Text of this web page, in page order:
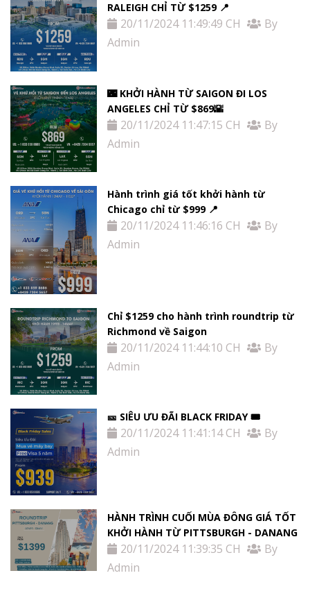
RALEIGH CHỈ TỪ $1259 📍
20/11/2024 11:49:49 CH
By
Admin
🌃 KHỞI HÀNH TỪ SAIGON ĐI LOS
ANGELES CHỈ TỪ $869🌇
20/11/2024 11:47:15 CH
By
Admin
Hành trình giá tốt khởi hành từ
Chicago chỉ từ $999 📍
20/11/2024 11:46:16 CH
By
Admin
Chỉ $1259 cho hành trình roundtrip từ
Richmond về Saigon
20/11/2024 11:44:10 CH
By
Admin
🎫 SIÊU ƯU ĐÃI BLACK FRIDAY 🎟
20/11/2024 11:41:14 CH
By
Admin
HÀNH TRÌNH CUỐI MÙA ĐÔNG GIÁ TỐT
KHỞI HÀNH TỪ PITTSBURGH - DANANG
20/11/2024 11:39:35 CH
By
Admin